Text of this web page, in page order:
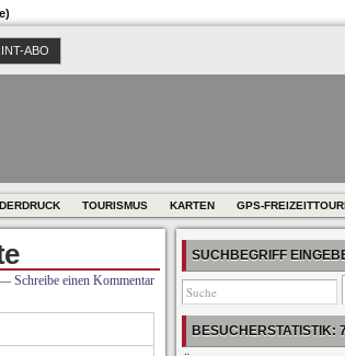
ABO
TOURISMUS KARTEN GPS-
Schreibe einen Kommentar
SUCHBEGRIFF
BESUCHERSTATISTIK: